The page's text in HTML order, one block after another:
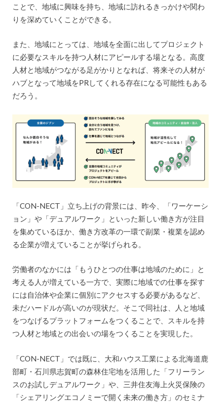
ことで、地域に興味を持ち、地域に訪れるきっかけや関わ
りを深めていくことができる。
また、地域にとっては、地域を全面に出してプロジェクト
に必要なスキルを持つ人材にアピールする場となる。高度
人材と地域がつながる足がかりとなれば、将来その人材が
ハブとなって地域をPRしてくれる存在になる可能性もある
だろう。
「CON-NECT」立ち上げの背景には、昨今、「ワーケーシ
ョン」や「デュアルワーク」といった新しい働き方が注目
を集めているほか、働き方改革の一環で副業・複業を認め
る企業が増えていることが挙げられる。
労働者のなかには「もうひとつの仕事は地域のために」と
考える人が増えている一方で、実際に地域での仕事を探す
には自治体や企業に個別にアクセスする必要があるなど、
未だハードルが高いのが現状だ。そこで同社は、人と地域
をつなげるプラットフォームをつくることで、スキルを持
つ人材と地域との出会いの場をつくることを実現した。
「CON-NECT」では既に、大和ハウス工業による北海道鹿
部町・石川県志賀町の森林住宅地を活用した「フリーラン
スのお試しデュアルワーク」や、三井住友海上火災保険の
「シェアリングエコノミーで開く未来の働き方」のセミナ